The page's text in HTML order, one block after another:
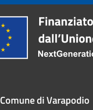
Comune di Varapodio